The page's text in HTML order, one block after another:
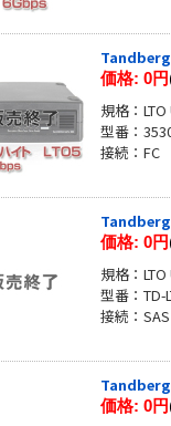
Tandberg
価格: 0円
規格：
型番：
接続：FC
Tandberg
価格: 0円
規格：
型番：TD-
接続：SAS
Tandberg
価格: 0円